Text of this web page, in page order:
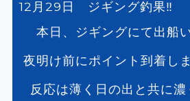
12月29日 ジギング釣果‼️
本日、ジギングにて出船
夜明け前にポイント到着し
反応は薄く日の出と共に